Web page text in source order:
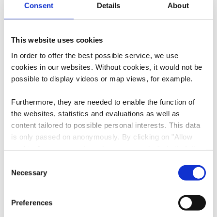
Consent Details About
This website uses cookies
In order to offer the best possible service, we use
cookies in our websites. Without cookies, it would not be
possible to display videos or map views, for example.
Furthermore, they are needed to enable the function of
the websites, statistics and evaluations as well as
content tailored to possible personal interests. This data
is only passed on anonymously. By clicking on "Allow
possible later deactivation in our
at any
Selection
Necessary
Preferences
41, Rue de la Libération
L-4797 Linger
+352 691 775514
E-Mail: info@simpleviu.com
Webseite: https://www.simpleviu.com